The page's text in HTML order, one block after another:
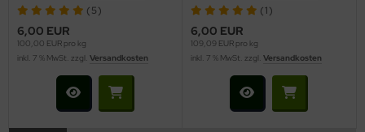
(5)
6,00 EUR
100,00 EUR pro kg
inkl. 7 % MwSt. zzgl. Versandkosten
(1)
6,00 EUR
109,09 EUR pro kg
inkl. 7 % MwSt. zzgl. Versandkosten